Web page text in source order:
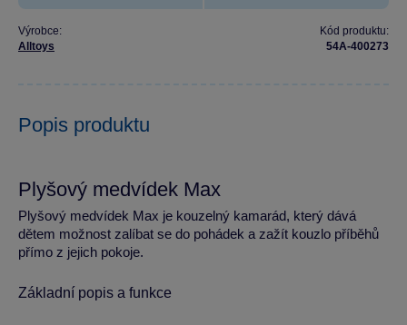
Výrobce:
Alltoys
Kód produktu:
54A-400273
Popis produktu
Plyšový medvídek Max
Plyšový medvídek Max je kouzelný kamarád, který dává
dětem možnost zalíbat se do pohádek a zažít kouzlo příběhů
přímo z jejich pokoje.
Základní popis a funkce